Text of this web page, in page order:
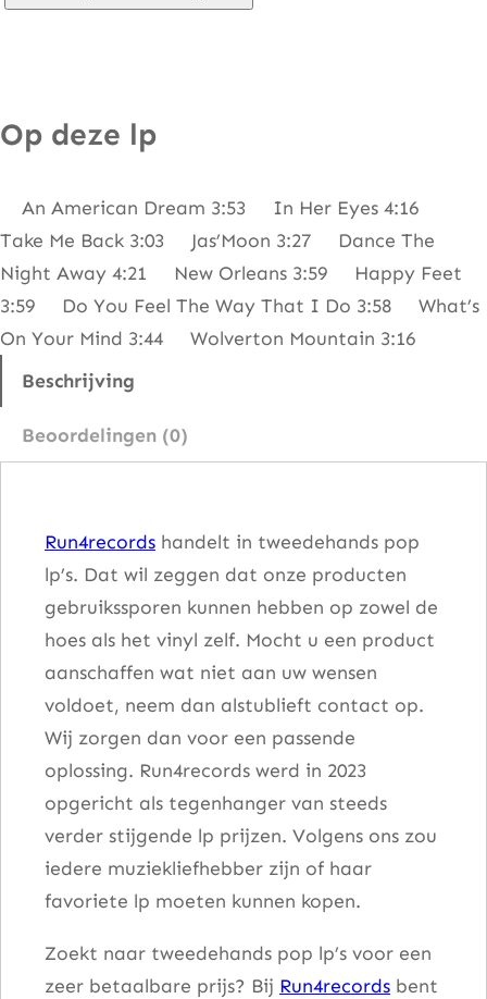
a
–
A
n
A
e
Op deze lp
An American Dream 3:53 In Her Eyes 4:16
Take Me Back 3:03 Jas’Moon 3:27 Dance The
Night Away 4:21 New Orleans 3:59 Happy Feet
3:59 Do You Feel The Way That I Do 3:58 What’s
On Your Mind 3:44 Wolverton Mountain 3:16
Beschrijving
Beoordelingen (0)
Run4records handelt in tweedehands pop
lp’s. Dat wil zeggen dat onze producten
gebruikssporen kunnen hebben op zowel de
hoes als het vinyl zelf. Mocht u een product
aanschaffen wat niet aan uw wensen
voldoet, neem dan alstublieft contact op.
Wij zorgen dan voor een passende
oplossing. Run4records werd in 2023
opgericht als tegenhanger van steeds
verder stijgende lp prijzen. Volgens ons zou
iedere muziekliefhebber zijn of haar
favoriete lp moeten kunnen kopen.
Zoekt naar tweedehands pop lp’s voor een
zeer betaalbare prijs? Bij Run4records bent